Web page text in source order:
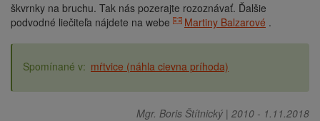
škvrnky na bruchu. Tak nás pozerajte rozoznávať. Ďalšie
podvodné liečiteľa nájdete na webe
Martiny Balzarové .
mŕtvice (náhla cievna príhoda)
Mgr. Boris Štítnický | 2010 - 1.11.2018